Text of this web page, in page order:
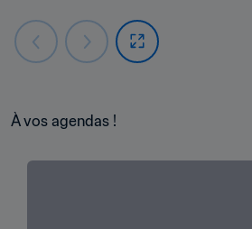
À vos agendas !